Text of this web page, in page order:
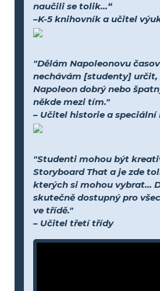
naučili se tolik...“
–K-5 knihovník a učitel
"Dělám Napoleonovu
nechávám [studenty] určit,
Napoleon dobrý nebo
někde mezi tím."
– Učitel historie a speciální
"Studenti mohou být
Storyboard That a je zde
kterých si mohou vybrat...
skutečně dostupný pro
ve třídě."
– Učitel třetí třídy